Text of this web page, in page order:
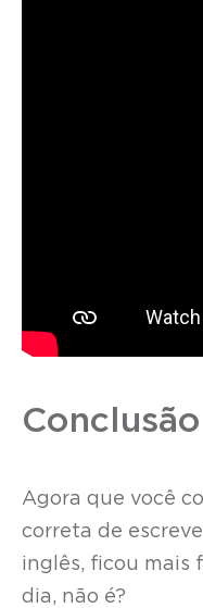
Conclusão
Agora que você
correta de
inglês, ficou mais
dia, não é?